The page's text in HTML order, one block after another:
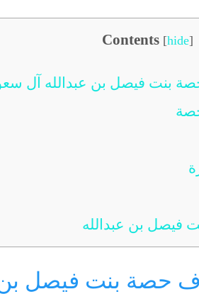
Contents [hide]
بنت فيصل بن عبدالله آل
حصة
فيصل بن عبدالله
حصة بنت فيصل بن